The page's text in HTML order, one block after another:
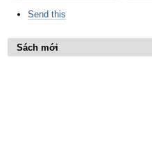
Send this
Sách mới